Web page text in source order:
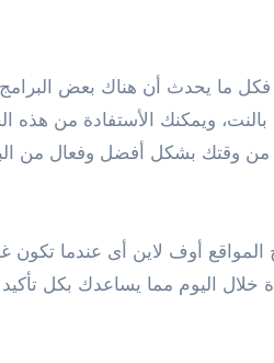
فكل ما يحدث أن هناك بعض
ويمكنك الأستفادة من
من وقتك بشكل أفضل وفعال من
أوف لاين أى عندما تكون
اليوم مما يساعدك بكل